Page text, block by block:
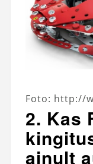
Foto: http://
2. Kas
ainult